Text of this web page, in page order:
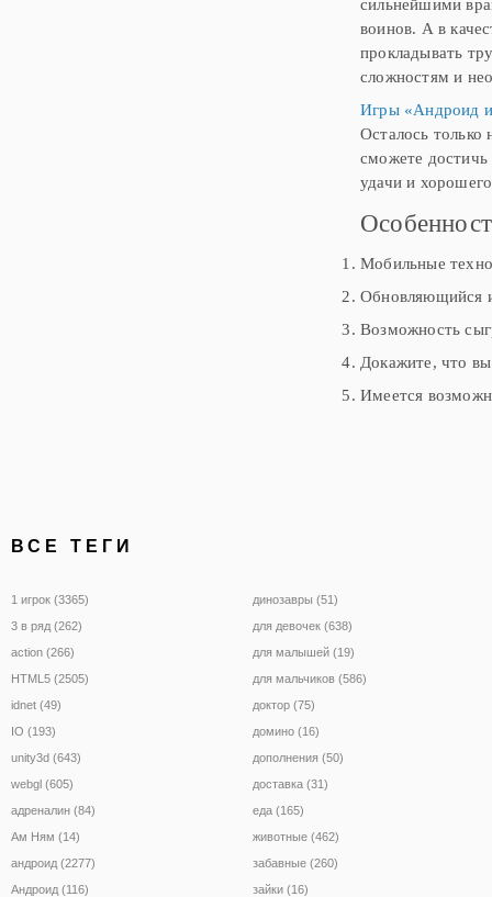
воинов. А в
прокладывать
сложностям и
Игры «Андроид
Осталось
сможете
удачи и
Мобильные
Обновляющийся
Возможность
Докажите, что
Имеется
ВСЕ ТЕГИ
1 игрок (3365)
3 в ряд (262)
action (266)
HTML5 (2505)
idnet (49)
IO (193)
unity3d (643)
webgl (605)
адреналин (84)
Ам Ням (14)
андроид (2277)
Андроид (116)
динозавры (51)
для девочек (638)
для малышей (19)
для мальчиков (586)
доктор (75)
домино (16)
дополнения (50)
доставка (31)
еда (165)
животные (462)
забавные (260)
зайки (16)